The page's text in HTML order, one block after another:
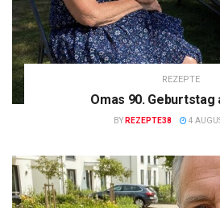
REZEPTE
Omas 90. Geburtstag
BY REZEPTE38 4